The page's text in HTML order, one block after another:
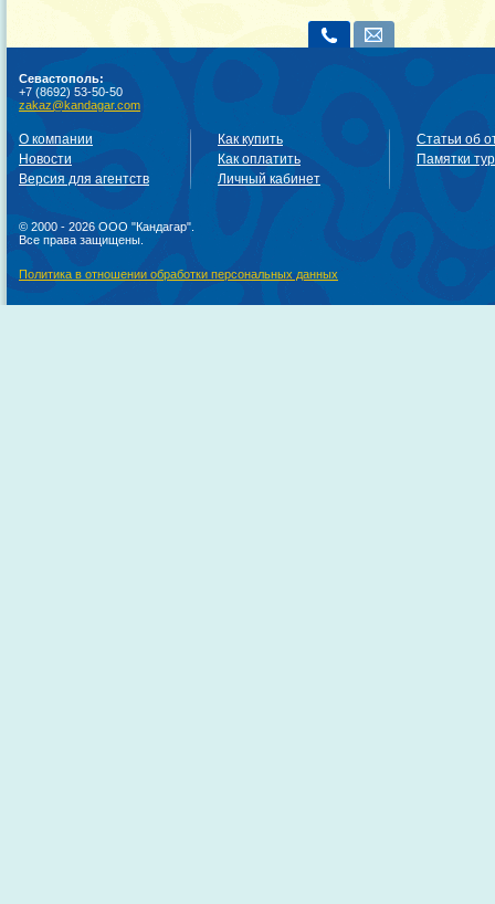
Севастополь:
+7 (8692) 53-50-50
zakaz@kandagar.com
О компании
Новости
Версия для агентств
Как купить
Как оплатить
Личный кабинет
Статьи об
Памятки
© 2000 - 2026 ООО "Кандагар".
Все права защищены.
Политика в отношении обработки персональных данных